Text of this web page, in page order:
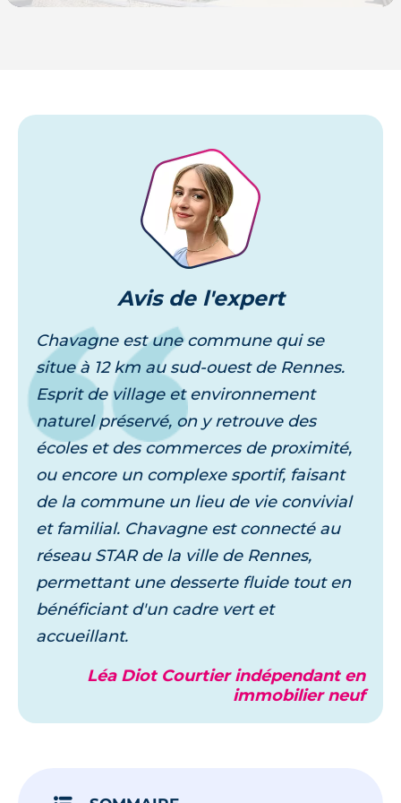
Je découvre
Avisde l'expert
Chavagne est une commune qui se
situe à 12 km au sud-ouest de Rennes.
Esprit de village et environnement
naturel préservé, on y retrouve des
écoles et des commerces de proximité,
ou encore un complexe sportif, faisant
de la commune un lieu de vie convivial
et familial. Chavagne est connecté au
réseau STAR de la ville de Rennes,
permettant une desserte fluide tout en
bénéficiant d'un cadre vert et
accueillant.
Léa Diot Courtier indépendant en
immobilier neuf